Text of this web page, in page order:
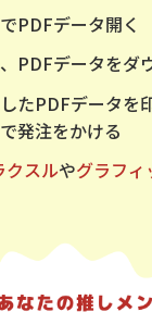
PDFデータ開く
PDFデータをダ
たPDFデータを
発注をかける
クスルやグラフィ